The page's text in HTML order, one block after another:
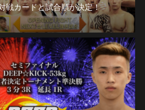
戦カードと試合順が決定！